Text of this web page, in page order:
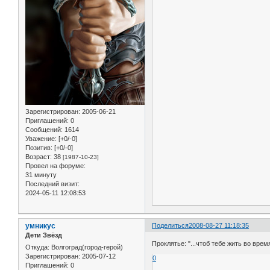
Зарегистрирован: 2005-06-21
Приглашений: 0
Сообщений: 1614
Уважение: [+0/-0]
Позитив: [+0/-0]
Возраст: 38 [1987-10-23]
Провел на форуме:
31 минуту
Последний визит:
2024-05-11 12:08:53
Поделиться2008-08-27 11:18:35
умникус
Дети Звёзд
Откуда: Волгоград(город-герой)
Зарегистрирован: 2005-07-12
Приглашений: 0
Проклятье: "...чтоб тебе жить во
0